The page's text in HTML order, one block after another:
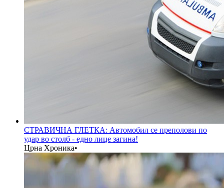
СТРАВИЧНА ГЛЕТКА: Автомобил се преполови по
удар во столб - едно лице загина!
Црна Хроника•